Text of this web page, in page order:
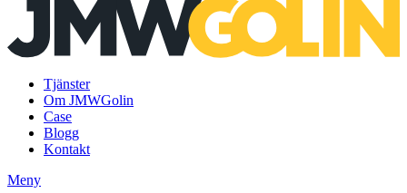
Tjänster
Om JMWGolin
Case
Blogg
Kontakt
Meny